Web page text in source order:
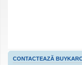
CONTACTEAZĂ